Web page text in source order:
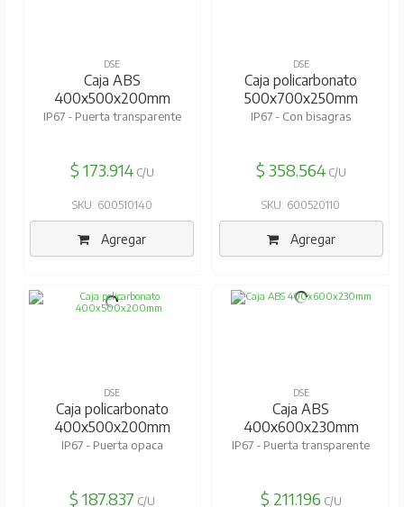
DSE
Caja ABS
400x500x200mm
IP67 - Puerta transparente
$ 173.914C/U
SKU: 600510140
Agregar
DSE
Caja policarbonato
500x700x250mm
IP67 - Con bisagras
$ 358.564C/U
SKU: 600520110
Agregar
DSE
Caja policarbonato
400x500x200mm
IP67 - Puerta opaca
$ 187.837 C/U
DSE
Caja ABS
400x600x230mm
IP67 - Puerta transparente
$ 211.196 C/U